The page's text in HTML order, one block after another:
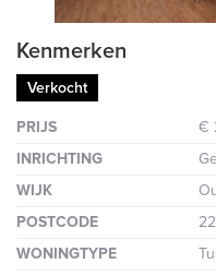
Kenmerken
Verkocht
PRIJS
€
INRICHTING
WIJK
POSTCODE
WONINGTYPE